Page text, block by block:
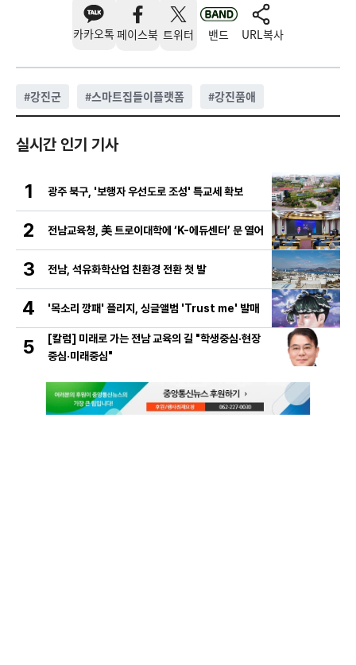
카카오톡 페이스북 트위터 밴드 URL복사
#강진군 #스마트집들이플랫폼 #강진품애
실시간 인기 기사
1 광주 북구, '보행자 우선도로 조성' 특교세 확보
2 전남교육청, 美 트로이대학에 ‘K-에듀센터’ 문 열어
3 전남, 석유화학산업 친환경 전환 첫 발
4 '목소리 깡패' 플리지, 싱글앨범 'Trust me' 발매
5
[칼럼] 미래로 가는 전남 교육의 길 "학생중심·현장
중심·미래중심"